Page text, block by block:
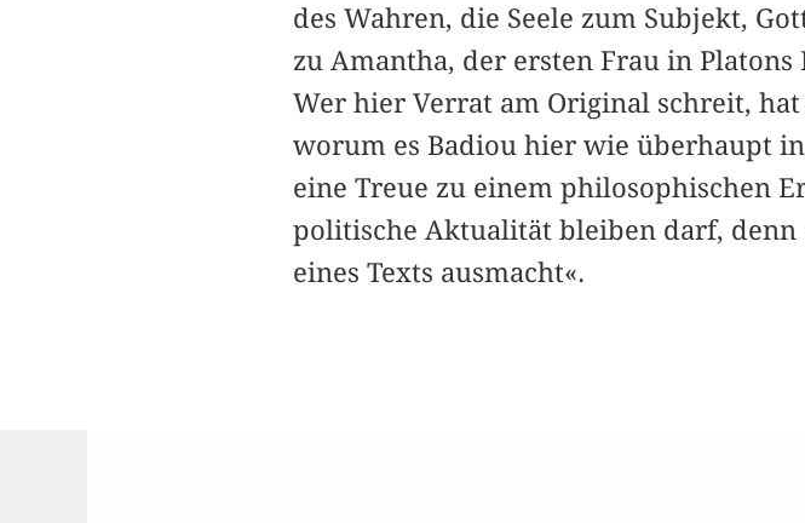
des Wahren, die Seele zum Subjekt,
zu Amantha, der ersten Frau in
Wer hier Verrat am Original schreit,
worum es Badiou hier wie überhaupt
eine Treue zu einem philosophischen
politische Aktualität bleiben darf, denn
eines Texts ausmacht«.